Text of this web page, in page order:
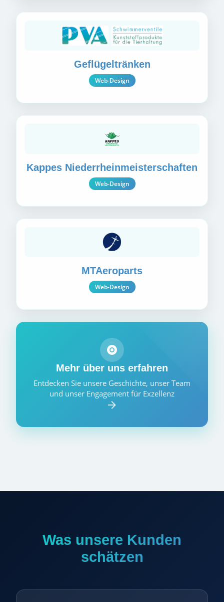
Geflügeltränken
Web-Design
Kappes Nieder­rhein­meister­schaften
Web-Design
MTAeroparts
Web-Design
Mehr über uns erfahren
Entdecken Sie unsere Geschichte, unser Team
und unser Engagement für Exzellenz
Was unsere Kunden
schätzen